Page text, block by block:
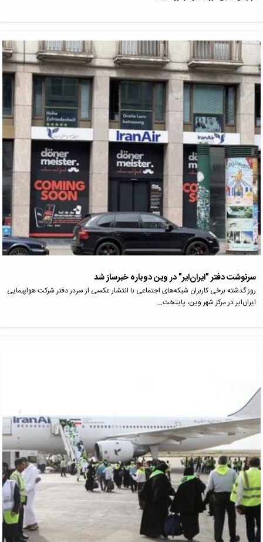
سرنوشت دفتر "ایران‌ایر" در وین دوباره خبرساز شد
روز گذشته برخی کاربران شبکه‌های اجتماعی با انتشار عکسی از سردر دفتر شرکت هواپیمایی
ایران‌ایر در مرکز شهر وین، پایتخت…